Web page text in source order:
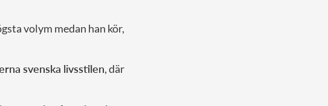
volym medan han kör,
svenska livsstilen, där